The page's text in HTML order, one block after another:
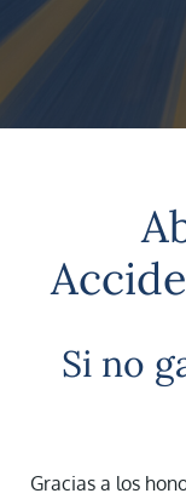
Si no
Gracias a los